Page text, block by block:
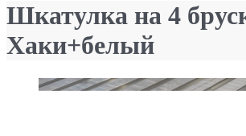
Шкатулка на 4
Хаки+белый